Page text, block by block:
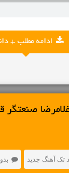
ادامه مطلب +
تک آهنگ جدید